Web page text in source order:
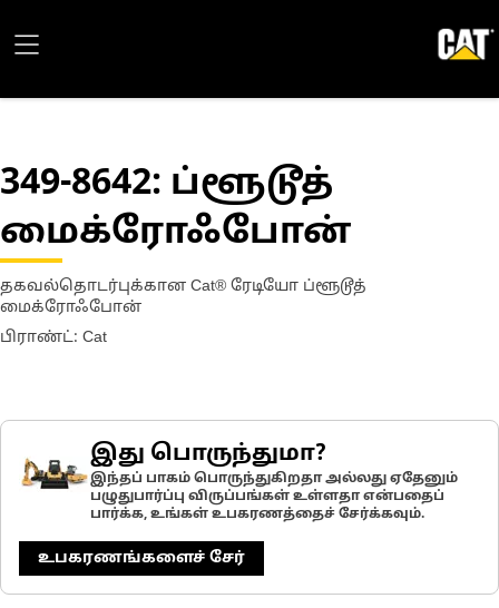
349-8642: ப்ளூடூத்
மைக்ரோஃபோன்
தகவல்தொடர்புக்கான Cat® ரேடியோ ப்ளூடூத்
மைக்ரோஃபோன்
பிராண்ட்: Cat
இது பொருந்துமா?
இந்தப் பாகம் பொருந்துகிறதா அல்லது ஏதேனும்
பழுதுபார்ப்பு விருப்பங்கள் உள்ளதா என்பதைப்
பார்க்க, உங்கள் உபகரணத்தைச் சேர்க்கவும்.
உபகரணங்களைச் சேர்